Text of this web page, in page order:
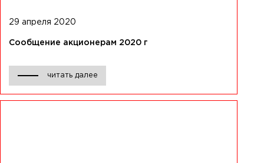
29 апреля 2020
Сообщение акционерам 2020 г
читать далее